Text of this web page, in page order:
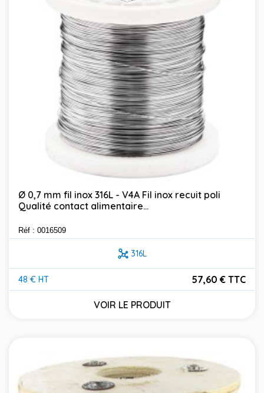
Ø 0,7 mm fil inox 316L - V4A Fil inox recuit poli
Qualité contact alimentaire...
Réf : 0016509
316L
48 € HT
Prix
57,60 € TTC
VOIR LE PRODUIT